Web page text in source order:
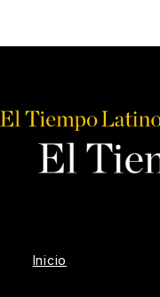
Inicio